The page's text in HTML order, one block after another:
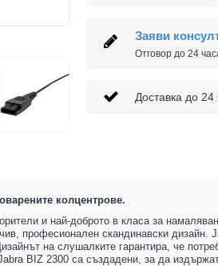
Заяви
Отговор до 24
Доставка до
колцентрове.
и най-доброто в класа за
професионален скандинавски
на слушалките гарантира, че
BIZ 2300 са създадени, за да издържат